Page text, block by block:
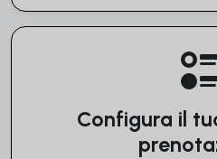
Configura il